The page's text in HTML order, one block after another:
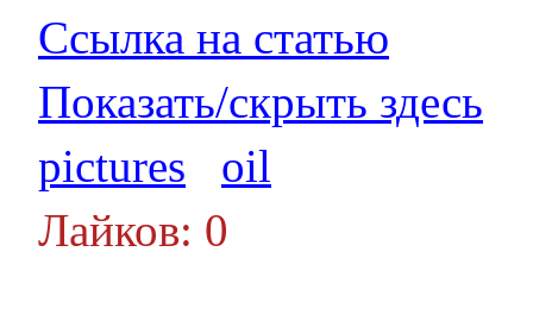
Ссылка на статью
Показать/скрыть здесь
pictures
oil
Лайков: 0